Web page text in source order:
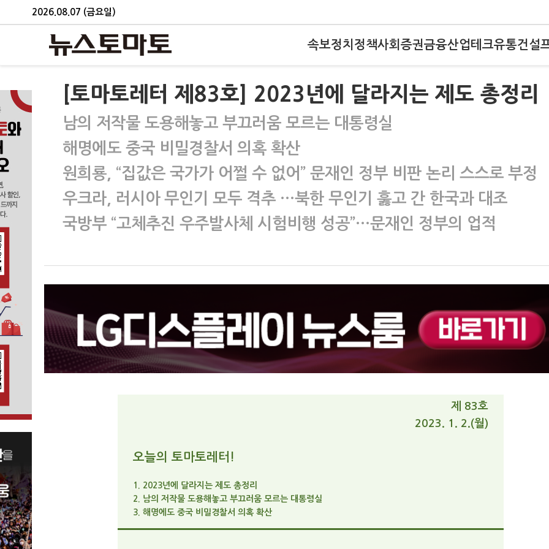
2026.08.07 (금요일)
속보정치 정책사회 증권금융산업테크유통건설
[토마토레터 제83호] 2023년에 달라지는 제도 총정리
남의 저작물 도용해놓고 부끄러움 모르는 대통령실
해명에도 중국 비밀경찰서 의혹 확산
원희룡, “집값은 국가가 어쩔 수 없어” 문재인 정부 비판 논리 스스로 부정
우크라, 러시아 무인기 모두 격추 …북한 무인기 훓고 간 한국과 대조
국방부 “고체추진 우주발사체 시험비행 성공”…문재인 정부의 업적
제 83호
2023. 1. 2.(월)
오늘의 토마토레터!
1. 2023년에 달라지는 제도 총정리
2. 남의 저작물 도용해놓고 부끄러움 모르는 대통령실
3. 해명에도 중국 비밀경찰서 의혹 확산